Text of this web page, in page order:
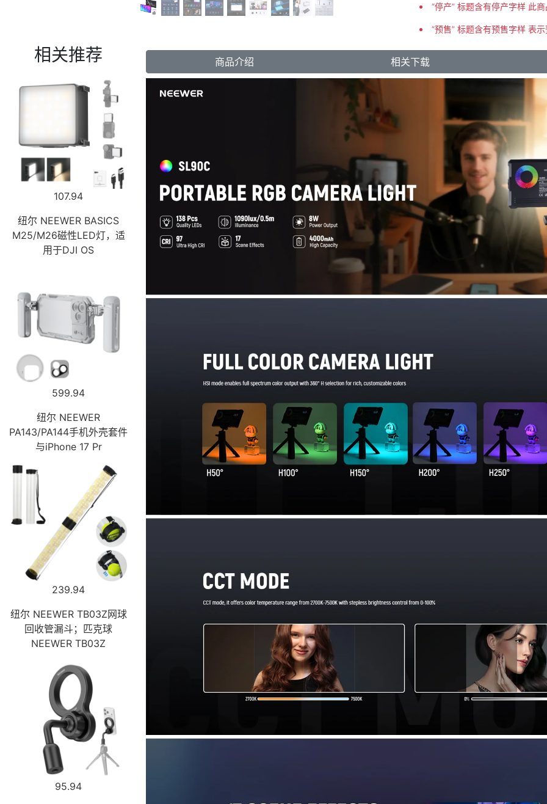
“停产” 标题含有停产字样 此
“预售” 标题含有预售字样 表
相关推荐
107.94
纽尔 NEEWER BASICS
M25/M26磁性LED灯，适
用于DJI OS
599.94
纽尔 NEEWER
PA143/PA144手机外壳套件
与iPhone 17 Pr
239.94
纽尔 NEEWER TB03Z网球
回收管漏斗；匹克球
NEEWER TB03Z
95.94
商品介绍 相关下载